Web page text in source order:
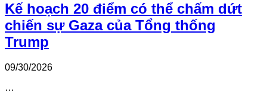
Kế hoạch 20 điểm có thể chấm dứt
chiến sự Gaza của Tổng thống
Trump
09/30/2026
…